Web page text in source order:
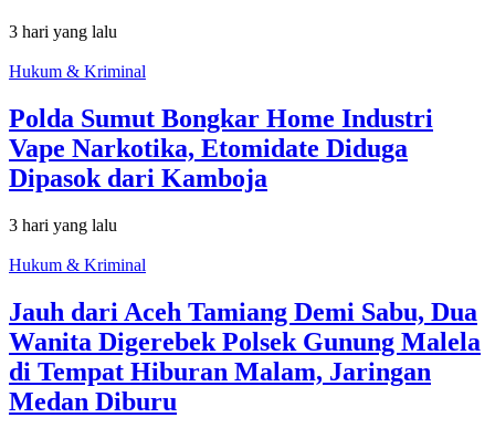
3 hari yang lalu
Hukum & Kriminal
Polda Sumut Bongkar Home Industri
Vape Narkotika, Etomidate Diduga
Dipasok dari Kamboja
3 hari yang lalu
Hukum & Kriminal
Jauh dari Aceh Tamiang Demi Sabu, Dua
Wanita Digerebek Polsek Gunung Malela
di Tempat Hiburan Malam, Jaringan
Medan Diburu